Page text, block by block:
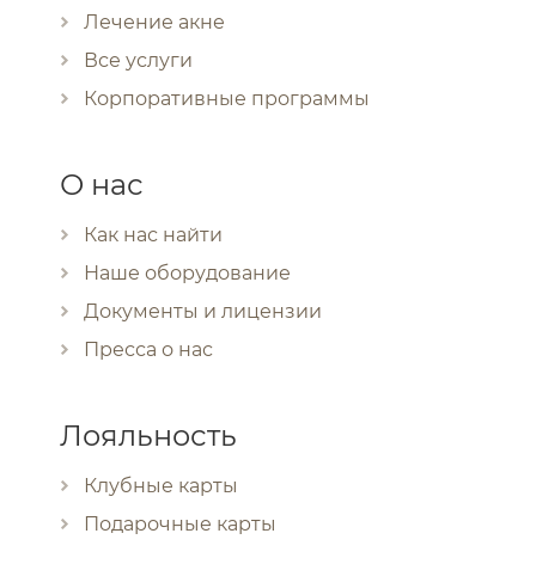
Лечение акне
Все услуги
Корпоративные программы
О нас
Как нас найти
Наше оборудование
Документы и лицензии
Пресса о нас
Лояльность
Клубные карты
Подарочные карты